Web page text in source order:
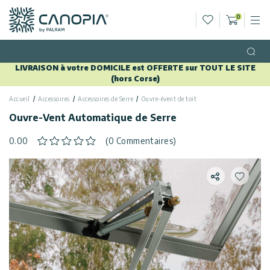
Canopia FR
Serres
Tonnelles
de Jardin
Abris
de
Jardin
Info
Appelez
Nous
Nous
Contacter
Général
Politique de
confidentialité
Liste de
0
LIVRAISON à votre DOMICILE est OFFERTE sur TOUT LE SITE
(hors Corse)
Accueil Accessoires Accessoires de Serre Ouvre-évent de toit
Ouvre-Vent Automatique de Serre
0.00 (0 Commentaires)
Partager